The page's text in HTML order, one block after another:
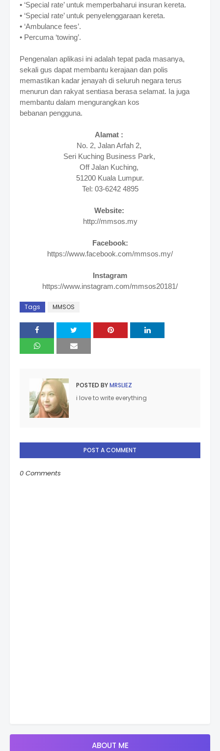
• ‘Special rate’ untuk memperbaharui insuran kereta.
• ‘Special rate’ untuk penyelenggaraan kereta.
• ‘Ambulance fees’.
• Percuma ‘towing’.
Pengenalan aplikasi ini adalah tepat pada masanya,
sekali gus dapat membantu kerajaan dan polis
memastikan kadar jenayah di seluruh negara terus
menurun dan rakyat sentiasa berasa selamat. Ia juga
membantu dalam mengurangkan kos
bebanan pengguna.
Alamat :
No. 2, Jalan Arfah 2,
Seri Kuching Business Park,
Off Jalan Kuching,
51200 Kuala Lumpur.
Tel: 03-6242 4895
Website:
http://mmsos.my
Facebook:
https://www.facebook.com/mmsos.my/
Instagram
https://www.instagram.com/mmsos20181/
Tags MMSOS
POSTED BYMRSLIEZ
i love to write everything
POST A COMMENT
0 Comments
ABOUT ME